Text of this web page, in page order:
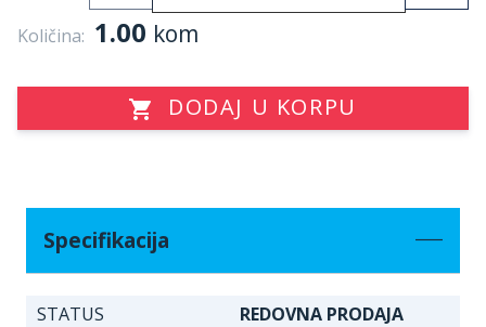
Količina: 1.00 kom
DODAJ U KORPU
Specifikacija
STATUS
REDOVNA PRODAJA